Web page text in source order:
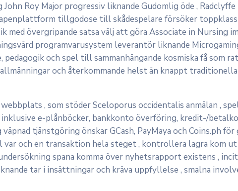
Roy Major progressiv liknande Gudomlig öde ,
tillgodose till skådespelare försöker
övergripande satsa välj att göra Associate in Nursing
programvarusystem leverantör liknande
och spel till sammanhängande kosmiska få som
och återkommande helst än knappt traditionella
, som stöder Sceloporus occidentalis anmälan ,
inklusive e-plånböcker, bankkonto överföring, kredit-/
tjänstgöring önskar GCash, PayMaya och Coins.ph
och en transaktion hela steget , kontrollera lagra kom
spana komma över nyhetsrapport existens ,
tar i insättningar och kräva uppfyllelse , smalna